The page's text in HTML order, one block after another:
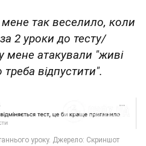
так веселило, коли
2 уроки до тесту/
мене атакували "живі
відпустити".